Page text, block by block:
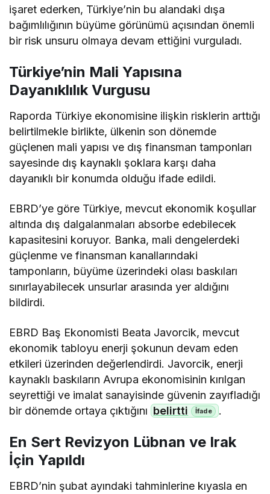
işaret ederken, Türkiye’nin bu alandaki dışa
bağımlılığının büyüme görünümü açısından önemli
bir risk unsuru olmaya devam ettiğini vurguladı.
Türkiye’nin Mali Yapısına
Dayanıklılık Vurgusu
Raporda Türkiye ekonomisine ilişkin risklerin arttığı
belirtilmekle birlikte, ülkenin son dönemde
güçlenen mali yapısı ve dış finansman tamponları
sayesinde dış kaynaklı şoklara karşı daha
dayanıklı bir konumda olduğu ifade edildi.
EBRD’ye göre Türkiye, mevcut ekonomik koşullar
altında dış dalgalanmaları absorbe edebilecek
kapasitesini koruyor. Banka, mali dengelerdeki
güçlenme ve finansman kanallarındaki
tamponların, büyüme üzerindeki olası baskıları
sınırlayabilecek unsurlar arasında yer aldığını
bildirdi.
EBRD Baş Ekonomisti Beata Javorcik, mevcut
ekonomik tabloyu enerji şokunun devam eden
etkileri üzerinden değerlendirdi. Javorcik, enerji
kaynaklı baskıların Avrupa ekonomisinin kırılgan
seyrettiği ve imalat sanayisinde güvenin zayıfladığı
bir dönemde ortaya çıktığını belirtti .
En Sert Revizyon Lübnan ve Irak
İçin Yapıldı
EBRD’nin şubat ayındaki tahminlerine kıyasla en